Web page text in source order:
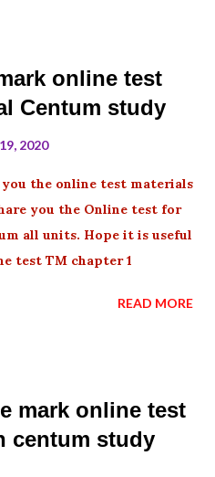
online test
Centum study
2020
you the online test materials
you the Online test for
all units. Hope it is useful
test TM chapter 1
READ MORE
mark online test
centum study